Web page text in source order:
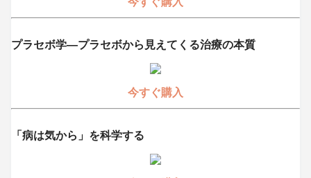
プラセボ学―プラセボから見えてくる治療の本質
今すぐ購入
「病は気から」を科学する